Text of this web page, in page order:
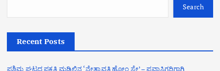
Search
Recent Posts
ಪಶ್ಚಿಮ ಘಟ್ಟದ ಪ್ರಕೃತಿ ಮಡಿಲಿನ ‘ನೇತ್ರಾವತಿ ಹೋಂ ಸ್ಟೇ’ – ಪ್ರವಾಸಿಗರಿಗಾಗಿ